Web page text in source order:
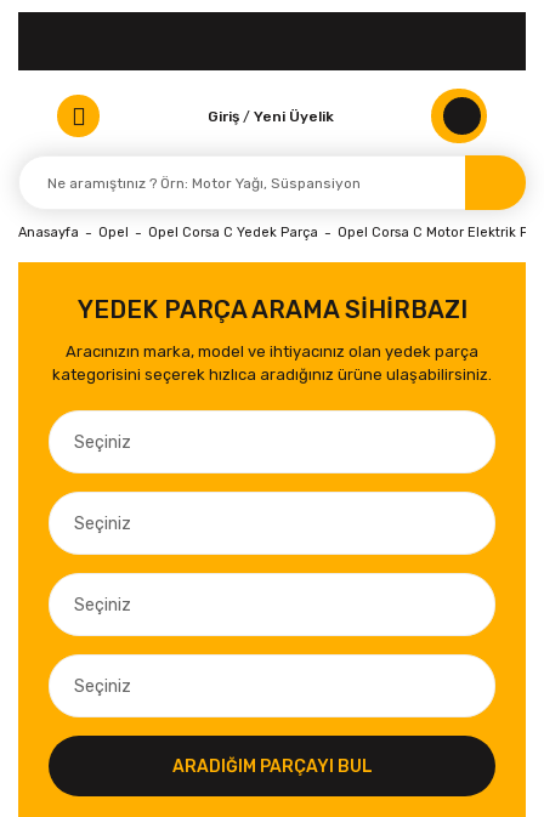
Giriş / Yeni Üyelik
Anasayfa Opel Opel Corsa C Yedek Parça Opel Corsa C Motor Elektrik
YEDEK PARÇA ARAMA SİHİRBAZI
Aracınızın marka, model ve ihtiyacınız olan yedek parça
kategorisini seçerek hızlıca aradığınız ürüne ulaşabilirsiniz.
ARADIĞIM PARÇAYI BUL